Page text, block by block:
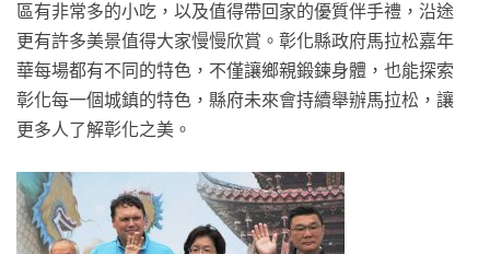
區有非常多的小吃，以及值得帶回家的優質伴手禮，沿途
更有許多美景值得大家慢慢欣賞。彰化縣政府馬拉松嘉年
華每場都有不同的特色，不僅讓鄉親鍛鍊身體，也能探索
彰化每一個城鎮的特色，縣府未來會持續舉辦馬拉松，讓
更多人了解彰化之美。